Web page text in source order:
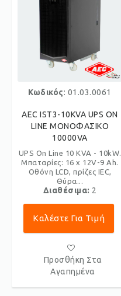
Κωδικός: 01.03.0061
AEC IST3-10KVA UPS ON
LINE ΜΟΝΟΦΑΣΙΚΟ
10000VA
UPS On Line 10 KVA - 10kW.
Μπαταρίες: 16 x 12V-9 Ah.
Οθόνη LCD, πρίζες IEC,
Θύρα...
Διαθέσιμα: 2
Καλέστε Για Τιμή
Προσθήκη Στα
Αγαπημένα